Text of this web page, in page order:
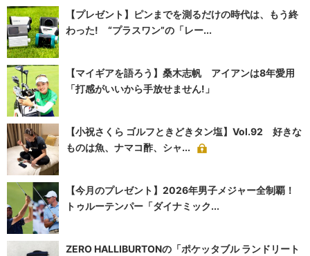
【プレゼント】ピンまでを測るだけの時代は、もう終
わった! “プラスワン”の「レー...
【マイギアを語ろう】桑木志帆 アイアンは8年愛用
「打感がいいから手放せません!」
【小祝さくら ゴルフときどきタン塩】Vol.92 好きな
ものは魚、ナマコ酢、シャ...
【今月のプレゼント】2026年男子メジャー全制覇！
トゥルーテンパー「ダイナミック...
ZERO HALLIBURTONの「ポケッタブル ランドリート